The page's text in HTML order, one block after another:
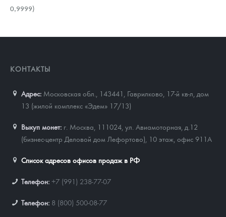
0,9999)
КОНТАКТЫ
Адрес: Московская обл., 143441
Гаврилково, 17-й кв-л, дом
13 (жилой комплекс «Эдем» 17/13)
Выкуп монет: г. Москва, 111024, ул. Авиамоторная, д.12
(бизнес-центр Деловой дом Лефортово), 10 этаж, офис 911А
Список адресов офисов продаж в РФ
Телефон: +7 (991) 238-77-07
Телефон: 8 (800) 500-08-77